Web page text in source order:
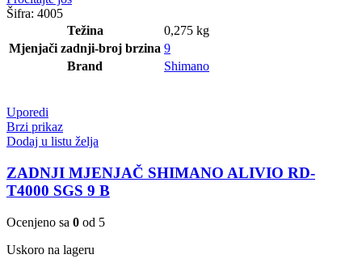
Šifra: 4005
Težina
0,275 kg
Mjenjači zadnji-broj brzina 9
Brand
Shimano
Uporedi
Brzi prikaz
Dodaj u listu želja
ZADNJI MJENJAČ SHIMANO ALIVIO RD-
T4000 SGS 9 B
Ocenjeno sa 0 od 5
Uskoro na lageru